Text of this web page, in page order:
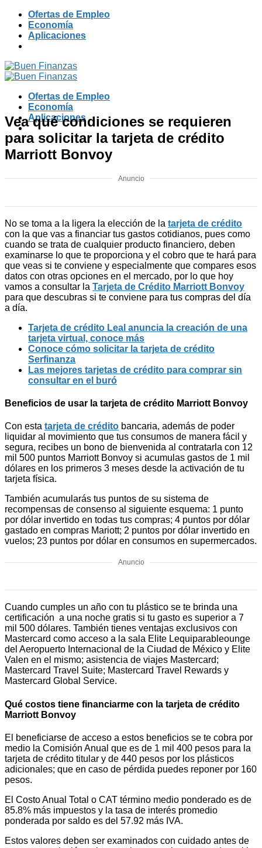
Skip
content
Ofertas de Empleo
Economía
Aplicaciones
Ofertas de Empleo
Economía
Aplicaciones
Vea qué condiciones se requieren
para solicitar la tarjeta de crédito
Marriott Bonvoy
Anuncio
No se toma a la ligera la elección de la tarjeta de crédito
con la que vas a financiar tus gastos cotidianos, pues como
cuando se trata de cualquier producto financiero, deben
examinarse lo que te proporciona y el cobro que te hará para
que veas si te conviene y especialmente que compares esos
datos con otras opciones en el mercado, por lo que hoy
vamos a consultar la Tarjeta de Crédito Marriott Bonvoy
para que descubras si te conviene para tus compras del día
a día.
Tarjeta de crédito Leal anuncia la creación de una
tarjeta virtual, conoce más
Conoce cómo solicitar la tarjeta de crédito
Serfinanza
Las mejores tarjetas de crédito para comprar sin
consultar en el buró
Beneficios de usar la tarjeta de crédito Marriott Bonvoy
Con esta tarjeta de crédito bancaria, además de poder
liquidar al movimiento que tus consumos de manera fácil y
segura, recibes un bono de bienvenida al contratarla con 12
mil 500 puntos Marriott Bonvoy si acumulas gastos de 1 mil
dólares en los primeros 3 meses desde la activación de tu
tarjeta física.
También acumularás tus puntos de su sistema de
recompensas de consenso al siguiente esquema: 1 punto
por dólar invertido en todas tus compras; 4 puntos por dólar
gastado en compras Mariott; 2 puntos por dólar invertido en
vuelos; 23 puntos por dólar en consumos en supermercados.
Anuncio
Cuando cumples un año con tu plástico se te brinda una
certificación a una noche gratis si tu gasto es superior a 7
mil 500 dólares. También tienes ventajas exclusivos con
Mastercard como acceso a la sala Elite Lequiparableounge
del Aeropuerto Internacional de la Ciudad de México y Elite
Valen en el mismo; asistencia de viajes Mastercard;
Mastercard Travel Suite; Mastercard Travel Rewards y
Mastercard Global Service.
Qué costos tiene financiarme con la tarjeta de crédito
Marriott Bonvoy
El beneficiarse de acceso a estos beneficios se te cobra por
medio la Comisión Anual que es de 1 mil 400 pesos para la
tarjeta de crédito titular y de 440 pesos por los plásticos
adicionales; que en caso de pérdida puedes reponer por 160
pesos.
El Costo Anual Total o CAT término medio ponderado es de
85.8% más impuestos y la tasa de interés promedio
ponderada por saldo es del 57.92 más IVA.
Estos valores deben ser examinados con cuidado antes de